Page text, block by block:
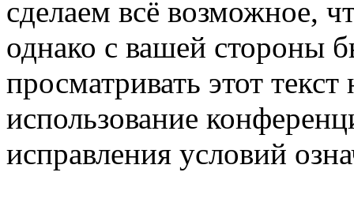
сделаем всё возможное,
однако с вашей стороны
просматривать этот
использование
исправления условий